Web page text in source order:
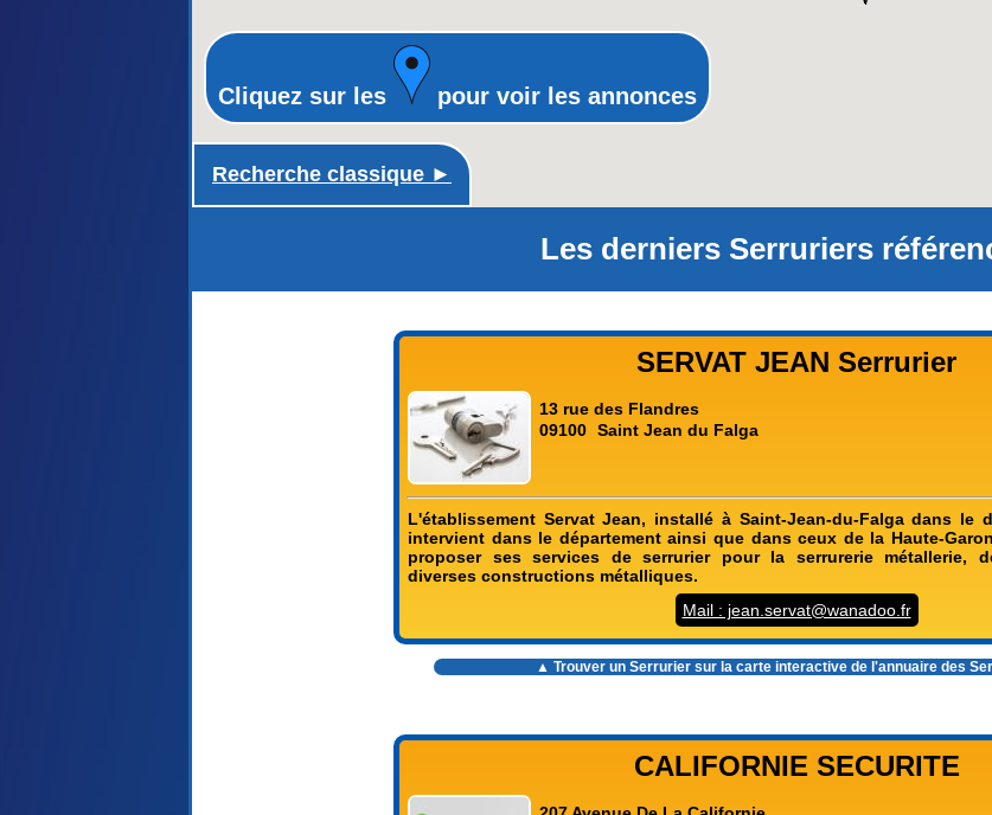
Recherche classique ►
Cliquez sur les pour voir les annonces
Les derniers Serruriers
SERVAT JEAN Serrurier
13 rue des Flandres
09100 Saint Jean du Falga
L'établissement Servat Jean, installé à Saint-Jean-du-Falga dans le
intervient dans le département ainsi que dans ceux de la Haute-
proposer ses services de serrurier pour la serrurerie métallerie,
diverses constructions métalliques.
Mail : jean.servat@wanadoo.fr
▲ Trouver un Serrurier sur la carte interactive de l'annuaire des
CALIFORNIE SECURITE